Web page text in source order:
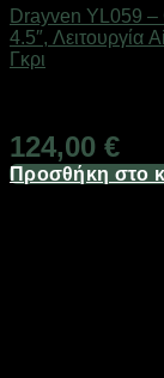
Drayven YL059
4.5″,
Γκρι
124,00 €
Προσθήκη στο